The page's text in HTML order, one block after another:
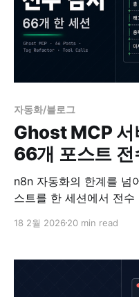
자동화/블로그
Ghost MCP 서
66개 포스트
n8n 자동화의 한계를 넘
스트를 한 세션에서 전수
18 2월 2026 20 min read